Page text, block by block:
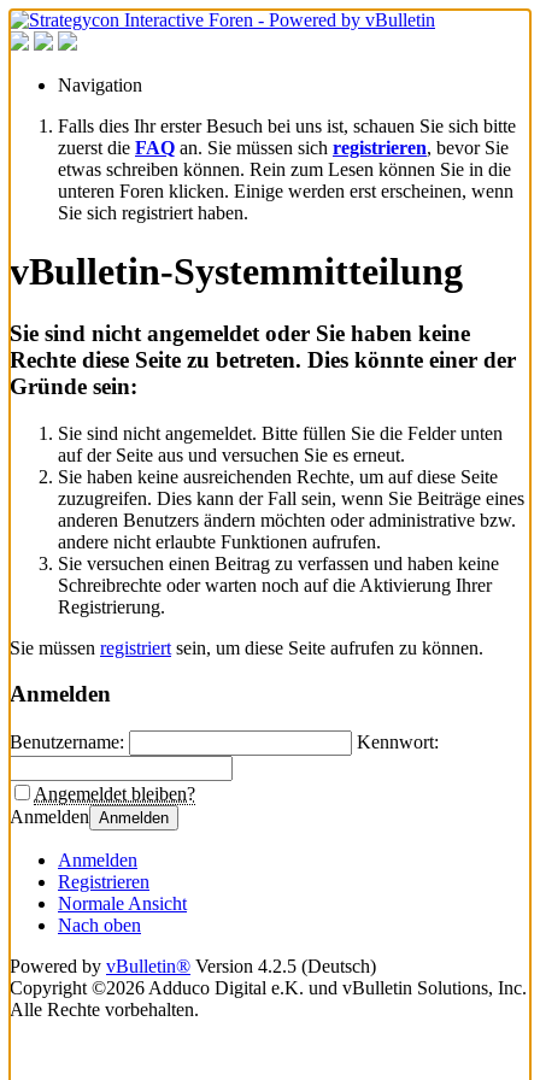
Navigation
Falls dies Ihr erster Besuch bei uns ist, schauen Sie sich bitte
zuerst die FAQ an. Sie müssen sich registrieren, bevor Sie
etwas schreiben können. Rein zum Lesen können Sie in die
unteren Foren klicken. Einige werden erst erscheinen, wenn
Sie sich registriert haben.
vBulletin-Systemmitteilung
Sie sind nicht angemeldet oder Sie haben keine
Rechte diese Seite zu betreten. Dies könnte einer der
Gründe sein:
Sie sind nicht angemeldet. Bitte füllen Sie die Felder unten
auf der Seite aus und versuchen Sie es erneut.
Sie haben keine ausreichenden Rechte, um auf diese Seite
zuzugreifen. Dies kann der Fall sein, wenn Sie Beiträge eines
anderen Benutzers ändern möchten oder administrative bzw.
andere nicht erlaubte Funktionen aufrufen.
Sie versuchen einen Beitrag zu verfassen und haben keine
Schreibrechte oder warten noch auf die Aktivierung Ihrer
Registrierung.
Sie müssen registriert sein, um diese Seite aufrufen zu können.
Anmelden
Benutzername: Kennwort:
Angemeldet bleiben?
Anmelden Anmelden
Anmelden
Registrieren
Normale Ansicht
Nach oben
Powered by vBulletin® Version 4.2.5 (Deutsch)
Copyright ©2026 Adduco Digital e.K. und vBulletin Solutions, Inc.
Alle Rechte vorbehalten.